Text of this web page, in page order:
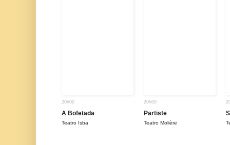
20h00
A Bofetada
Teatro Isba
20h00
Partiste
Teatro Molière